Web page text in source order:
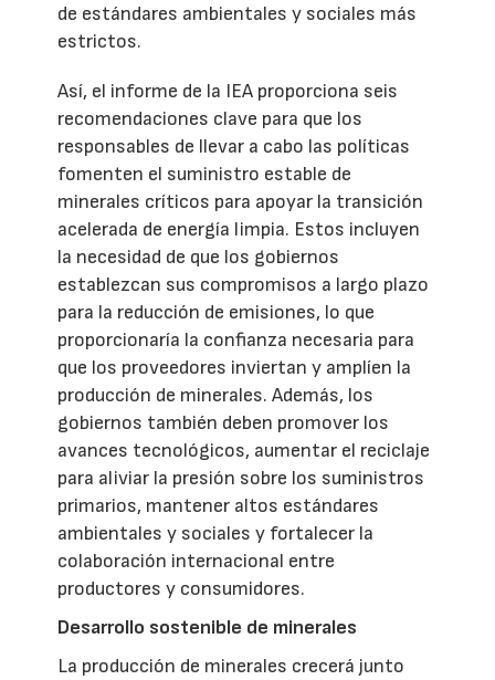
de estándares ambientales y sociales más
estrictos.
Así, el informe de la IEA proporciona seis
recomendaciones clave para que los
responsables de llevar a cabo las políticas
fomenten el suministro estable de
minerales críticos para apoyar la transición
acelerada de energía limpia. Estos incluyen
la necesidad de que los gobiernos
establezcan sus compromisos a largo plazo
para la reducción de emisiones, lo que
proporcionaría la confianza necesaria para
que los proveedores inviertan y amplíen la
producción de minerales. Además, los
gobiernos también deben promover los
avances tecnológicos, aumentar el reciclaje
para aliviar la presión sobre los suministros
primarios, mantener altos estándares
ambientales y sociales y fortalecer la
colaboración internacional entre
productores y consumidores.
Desarrollo sostenible de minerales
La producción de minerales crecerá junto